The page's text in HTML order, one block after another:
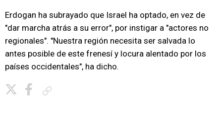
Erdogan ha subrayado que Israel ha optado, en vez de
"dar marcha atrás a su error", por instigar a "actores no
regionales". "Nuestra región necesita ser salvada lo
antes posible de este frenesí y locura alentado por los
países occidentales", ha dicho.